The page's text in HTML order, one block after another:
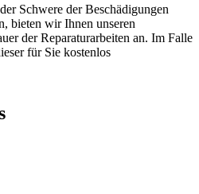
Schwere der Beschädigungen
bieten wir Ihnen unseren
der Reparaturarbeiten an. Im Falle
für Sie kostenlos